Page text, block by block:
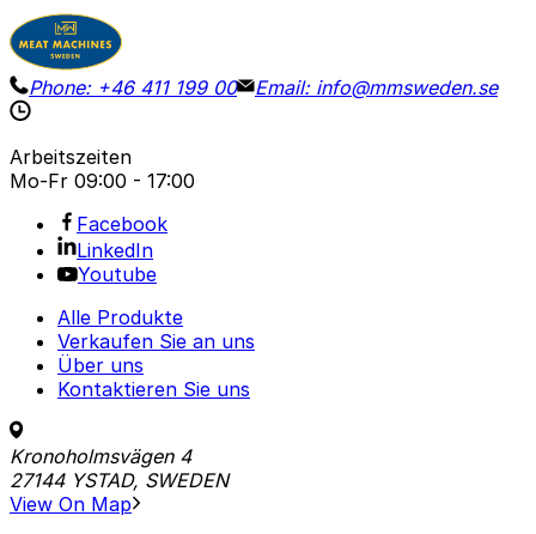
Phone: +46 411 199 00 Email: info@mmsweden.se
Arbeitszeiten
Mo-Fr 09:00 - 17:00
Facebook
LinkedIn
Youtube
Alle Produkte
Verkaufen Sie an uns
Über uns
Kontaktieren Sie uns
Kronoholmsvägen 4
27144 YSTAD, SWEDEN
View On Map